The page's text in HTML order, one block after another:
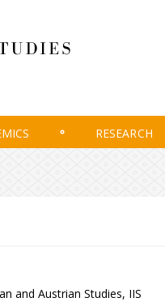
RESEARCH
and Austrian Studies, IIS